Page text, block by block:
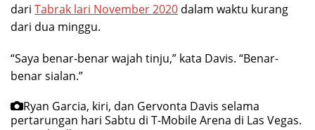
dari Tabrak lari November 2020 dalam waktu kurang
dari dua minggu.
“Saya benar-benar wajah tinju,” kata Davis. “Benar-
benar sialan.”
Ryan Garcia, kiri, dan Gervonta Davis selama
pertarungan hari Sabtu di T-Mobile Arena di Las Vegas.